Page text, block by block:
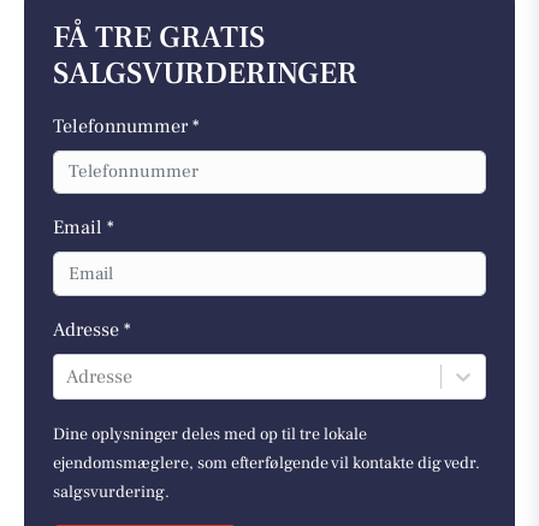
FÅ TRE GRATIS
SALGSVURDERINGER
Telefonnummer *
Email *
Adresse *
Adresse
Dine oplysninger deles med op til tre lokale
ejendomsmæglere, som efterfølgende vil kontakte dig vedr.
salgsvurdering.